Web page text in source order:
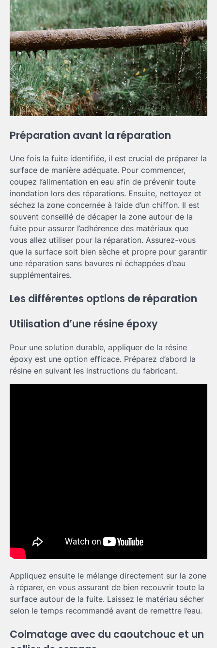
Préparation avant la réparation
Une fois la fuite identifiée, il est crucial de préparer la
surface de manière adéquate. Pour commencer,
coupez l’alimentation en eau afin de prévenir toute
inondation lors des réparations. Ensuite, nettoyez et
séchez la zone concernée à l’aide d’un chiffon. Il est
souvent conseillé de décaper la zone autour de la
fuite pour assurer l’adhérence des matériaux que
vous allez utiliser pour la réparation. Assurez-vous
que la surface soit bien sèche et propre pour garantir
une réparation sans bavures ni échappées d’eau
supplémentaires.
Les différentes options de réparation
Utilisation d’une résine époxy
Pour une solution durable, appliquer de la résine
époxy est une option efficace. Préparez d’abord la
résine en suivant les instructions du fabricant.
Appliquez ensuite le mélange directement sur la zone
à réparer, en vous assurant de bien recouvrir toute la
surface autour de la fuite. Laissez le matériau sécher
selon le temps recommandé avant de remettre l’eau.
Colmatage avec du caoutchouc et un